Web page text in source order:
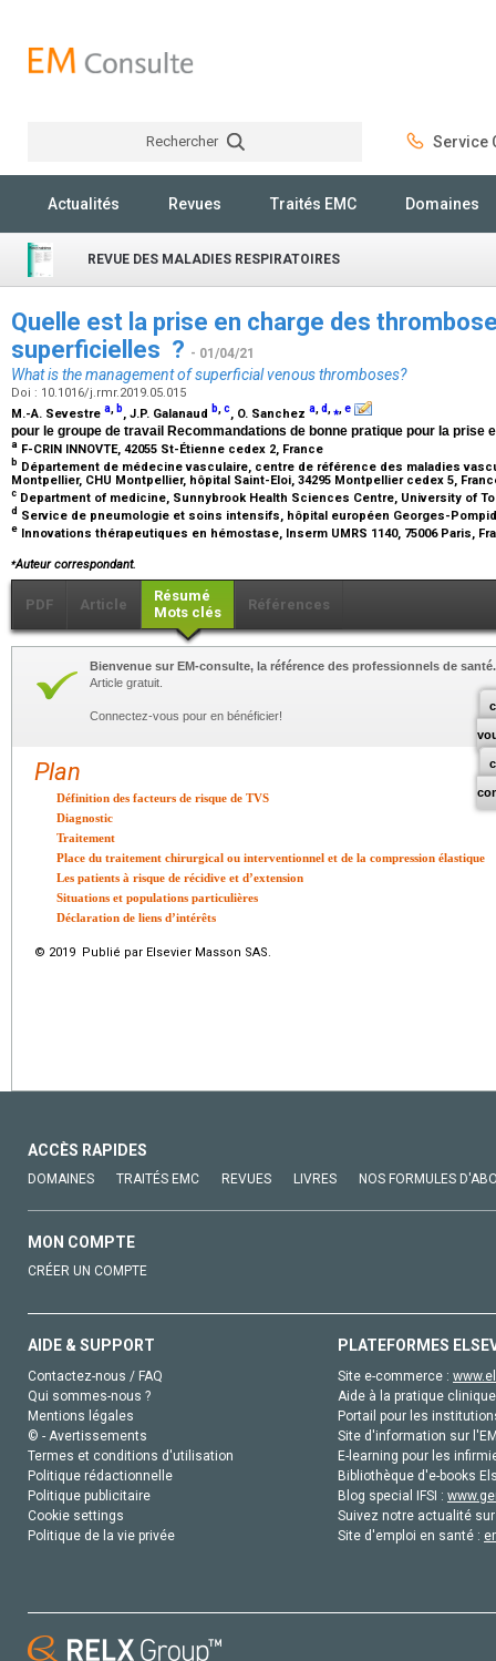
Rechercher Service
Actualités Revues Traités EMC Domaines
REVUE DES MALADIES RESPIRATOIRES
Quelle est la prise en charge des
superficielles ? - 01/04/21
What is the management of superficial venous thromboses?
Doi : 10.1016/j.rmr.2019.05.015
M.-A. Sevestre a, b, J.P. Galanaud b,c, O. Sanchez a,d,⁎,e
pour le groupe de travail Recommandations de bonne pratique pour la prise
a F-CRIN INNOVTE, 42055 St-Étienne cedex 2, France
b Département de médecine vasculaire, centre de référence des maladies
Montpellier, CHU Montpellier, hôpital Saint-Eloi, 34295 Montpellier cedex 5,
c Department of medicine, Sunnybrook Health Sciences Centre, University of
d Service de pneumologie et soins intensifs, hôpital européen Georges-
e Innovations thérapeutiques en hémostase, Inserm UMRS 1140, 75006 Paris,
⁎Auteur correspondant.
PDF Article
Résumé
Mots clés
Références
Bienvenue sur EM-consulte, la référence des professionnels de santé.
Article gratuit.
Connectez-vous pour en bénéficier!
Plan
Définition des facteurs de risque de TVS
Diagnostic
Traitement
Place du traitement chirurgical ou interventionnel et de la compression élastique
Les patients à risque de récidive et d’extension
Situations et populations particulières
Déclaration de liens d’intérêts
© 2019 Publié par Elsevier Masson SAS.
ACCÈS RAPIDES
DOMAINES TRAITÉS EMC REVUES LIVRES NOS FORMULES
MON COMPTE
CRÉER UN COMPTE
AIDE & SUPPORT
Contactez-nous / FAQ
Qui sommes-nous ?
Mentions légales
© - Avertissements
Termes et conditions d'utilisation
Politique rédactionnelle
Politique publicitaire
Cookie settings
Politique de la vie privée
PLATEFORMES
Site e-commerce :
Aide à la pratique
Portail pour les
Site d'information sur
E-learning pour les
Bibliothèque d'e-books
Blog special IFSI :
Suivez notre actualité
Site d'emploi en santé :